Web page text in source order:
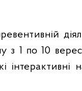
з 1 по 10
інтерактивні